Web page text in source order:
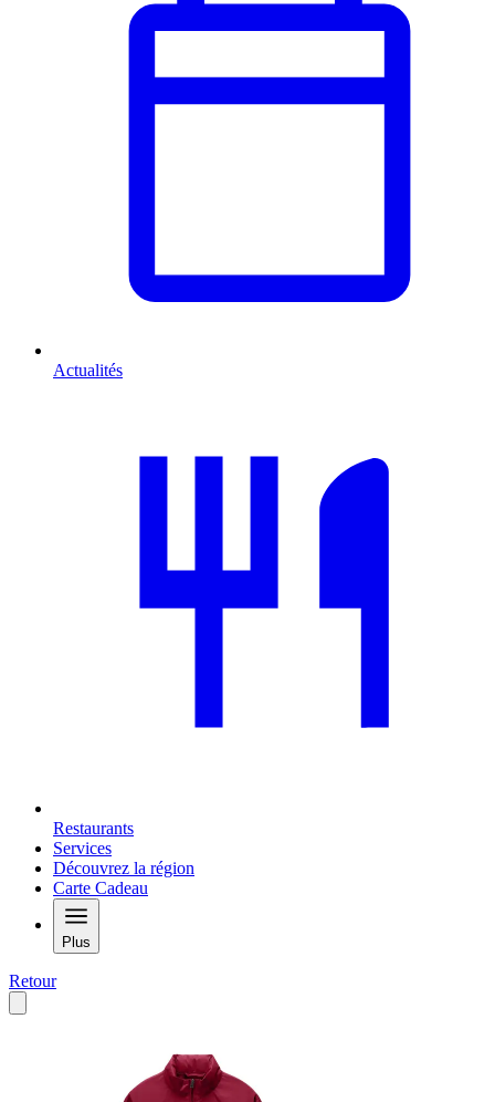
Actualités
Restaurants
Services
Découvrez la région
Carte Cadeau
Plus
Retour